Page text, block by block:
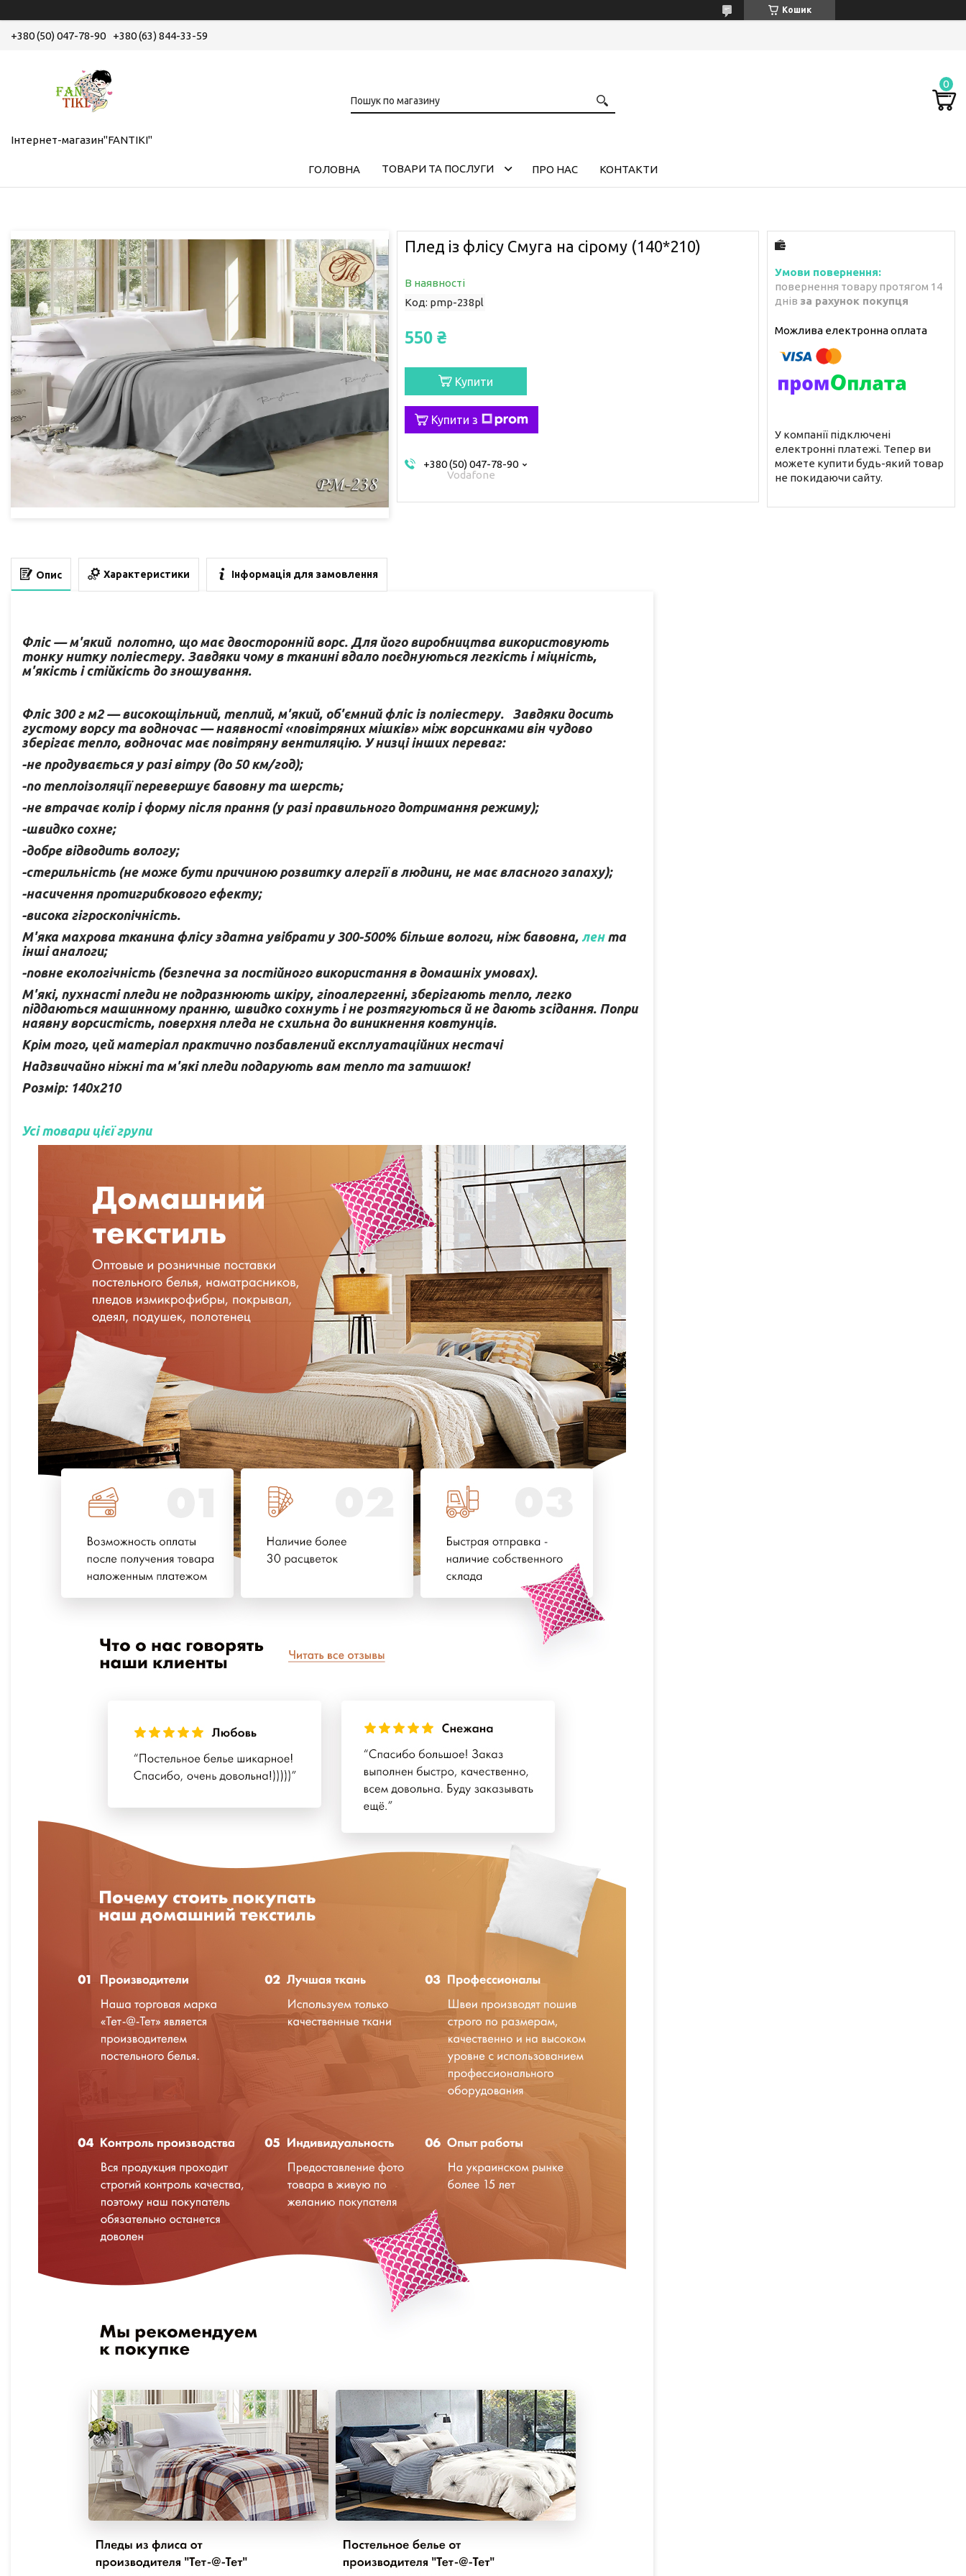
Кошик
+380 (50) 047-78-90 +380 (63) 844-33-59
Інтернет-магазин"FANTIKI"
ГОЛОВНА ТОВАРИ ТА ПОСЛУГИ ПРО НАС КОНТАКТИ
Плед із флісу Смуга на сірому (140*210)
В наявності
Код: pmp-238pl
550 ₴
Купити
Купити з
+380 (50) 047-78-90
Vodafone
повернення товару протягом 14
днів за рахунок покупця
У компанії підключені
електронні платежі. Тепер ви
можете купити будь-який товар
не покидаючи сайту.
Опис Характеристики Інформація для замовлення
Фліс — м'який полотно, що має двосторонній ворс. Для його виробництва використовують
тонку нитку поліестеру. Завдяки чому в тканині вдало поєднуються легкість і міцність,
м'якість і стійкість до зношування.
Фліс 300 г м2 — високощільний, теплий, м'який, об'ємний фліс із поліестеру. Завдяки досить
густому ворсу та водночас — наявності «повітряних мішків» між ворсинками він чудово
зберігає тепло, водночас має повітряну вентиляцію. У низці інших переваг:
-не продувається у разі вітру (до 50 км/год);
-по теплоізоляції перевершує бавовну та шерсть;
-не втрачає колір і форму після прання (у разі правильного дотримання режиму);
-швидко сохне;
-добре відводить вологу;
-стерильність (не може бути причиною розвитку алергії в людини, не має власного запаху);
-насичення протигрибкового ефекту;
-висока гігроскопічність.
М'яка махрова тканина флісу здатна увібрати у 300-500% більше вологи, ніж бавовна, лента
інші аналоги;
-повне екологічність (безпечна за постійного використання в домашніх умовах).
М'які, пухнасті пледи не подразнюють шкіру, гіпоалергенні, зберігають тепло, легко
піддаються машинному пранню, швидко сохнуть і не розтягуються й не дають зсідання. Попри
наявну ворсистість, поверхня пледа не схильна до виникнення ковтунців.
Крім того, цей матеріал практично позбавлений експлуатаційних нестачі
Надзвичайно ніжні та м'які пледи подарують вам тепло та затишок!
Розмір: 140х210
Усі товари цієї групи